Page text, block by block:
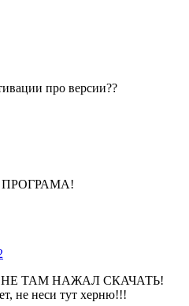
про версии??
ТАМ НАЖАЛ СКАЧАТЬ!
не неси тут херню!!!